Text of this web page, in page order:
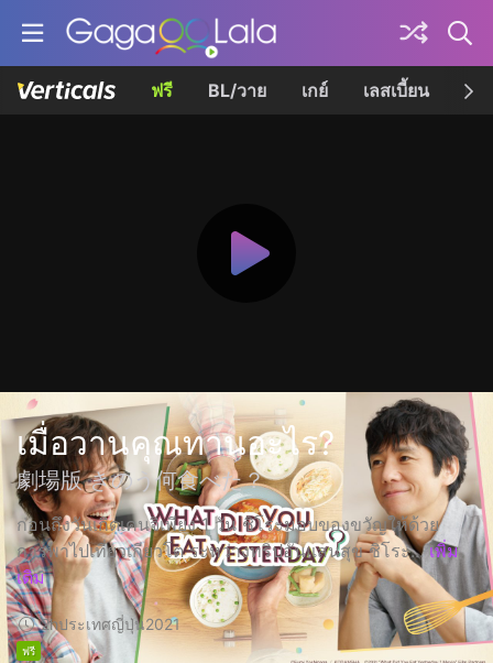
ฟรี BL/วาย เกย์ เลสเบี้ยน เค
เมื่อวานคุณทานอะไร?
劇場版 きのう何食べた？
ก่อนถึงวันเกิดเคนจิเพียง 1 วัน ชิโระมอบของขวัญให้ด้วย
การพาไปเที่ยวเกียวโต ระหว่างทริปอันแสนสุข ชิโระ... เพิ่ม
เติม
2hประเทศญี่ปุ่น2021
ฟรี